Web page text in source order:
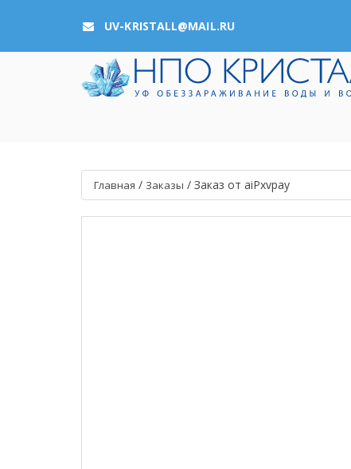
UV-KRISTALL@MAIL.RU
Главная / Заказы / Заказ от aiPxvpay